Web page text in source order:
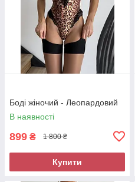
Боді жіночий - Леопардовий
В наявності
899 ₴ 1 800 ₴
Купити